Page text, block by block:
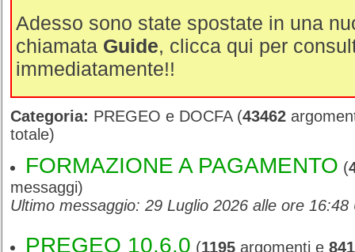
Adesso sono state spostate in una
chiamata Guide, clicca qui per
immediatamente!!
Categoria: PREGEO e DOCFA (43462
totale)
FORMAZIONE A PAGAMENTO (
messaggi)
Ultimo messaggio: 29 Luglio 2026 alle ore 16:48
PREGEO 10.6.0 (1195 argomenti e